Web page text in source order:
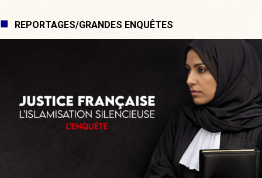
REPORTAGES/GRANDES ENQUÊTES